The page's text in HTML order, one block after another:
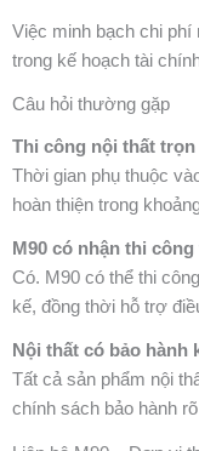
Việc minh bạch chi phí
trong kế hoạch tài
Câu hỏi thường gặp
Thi công nội thất
Thời gian phụ thuộc
hoàn thiện trong
M90 có nhận thi
Có. M90 có thể thi
kế, đồng thời hỗ trợ
Nội thất có bảo hành
Tất cả sản phẩm nội
chính sách bảo hành